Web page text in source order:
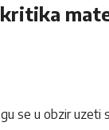
se u obzir uzeti